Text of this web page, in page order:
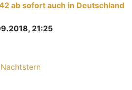
ab sofort auch in Deutschland
21:25
Nachtstern